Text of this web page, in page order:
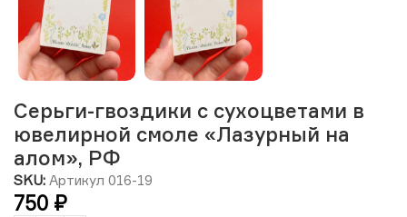
Серьги-гвоздики с сухоцветами в
ювелирной смоле «Лазурный на
алом», РФ
SKU: Артикул 016-19
750 ₽